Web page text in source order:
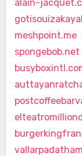
alain-
meshpoint.me
spongebob.net